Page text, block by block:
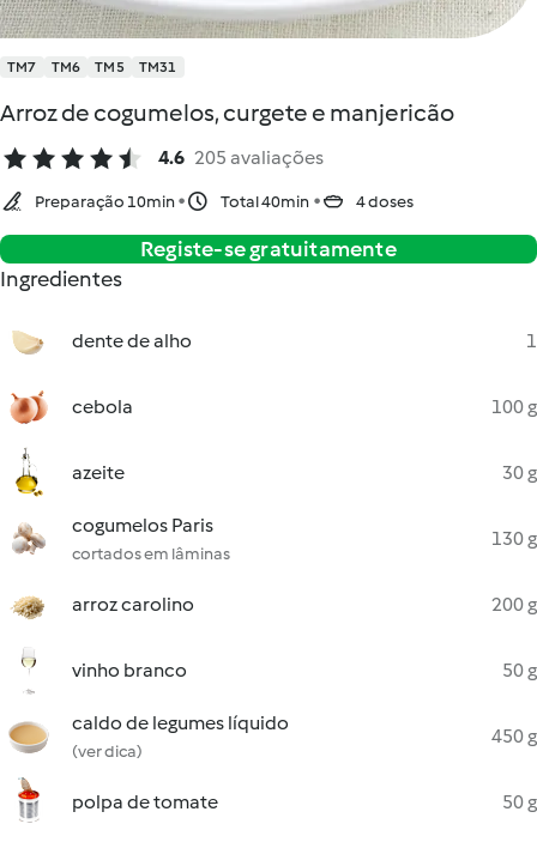
TM7 TM6 TM5 TM31
Arroz de cogumelos, curgete e manjericão
4.6 205 avaliações
Preparação 10min Total 40min 4 doses
Registe-se gratuitamente
Ingredientes
dente de alho 1
cebola 100 g
azeite 30 g
cogumelos Paris
cortados em lâminas
130 g
arroz carolino 200 g
vinho branco 50 g
caldo de legumes líquido
(ver dica)
450 g
polpa de tomate 50 g